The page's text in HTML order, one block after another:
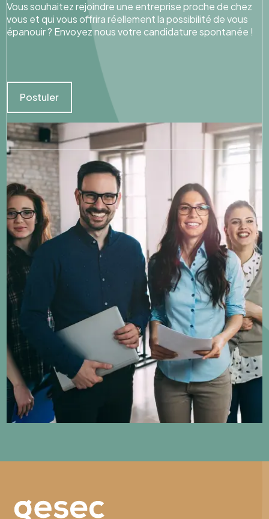
Vous souhaitez rejoindre une entreprise proche de chez
vous et qui vous offrira réellement la possibilité de vous
épanouir ? Envoyez nous votre candidature spontanée !
Postuler